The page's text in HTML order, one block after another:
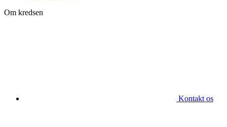
Om kredsen
Kontakt os